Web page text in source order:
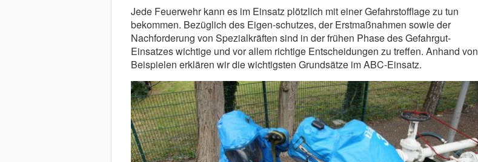
Jede Feuerwehr kann es im Einsatz plötzlich mit einer Gefahrstofflage zu tun
bekommen. Bezüglich des Eigen-schutzes, der Erstmaßnahmen sowie der
Nachforderung von Spezialkräften sind in der frühen Phase des Gefahrgut-
Einsatzes wichtige und vor allem richtige Entscheidungen zu treffen. Anhand von
Beispielen erklären wir die wichtigsten Grundsätze im ABC-Einsatz.